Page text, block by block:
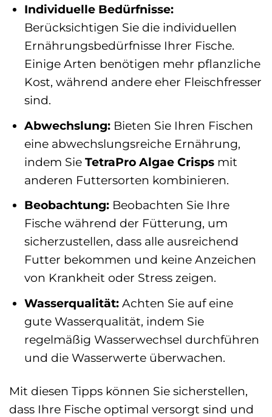
Individuelle Bedürfnisse:
Berücksichtigen Sie die individuellen
Ernährungsbedürfnisse Ihrer Fische.
Einige Arten benötigen mehr pflanzliche
Kost, während andere eher Fleischfresser
sind.
Abwechslung:Bieten Sie Ihren Fischen
eine abwechslungsreiche Ernährung,
indem Sie TetraPro Algae Crispsmit
anderen Futtersorten kombinieren.
Beobachtung:Beobachten Sie Ihre
Fische während der Fütterung, um
sicherzustellen, dass alle ausreichend
Futter bekommen und keine Anzeichen
von Krankheit oder Stress zeigen.
Wasserqualität:Achten Sie auf eine
gute Wasserqualität, indem Sie
regelmäßig Wasserwechsel durchführen
und die Wasserwerte überwachen.
Mit diesen Tipps können Sie sicherstellen,
dass Ihre Fische optimal versorgt sind und